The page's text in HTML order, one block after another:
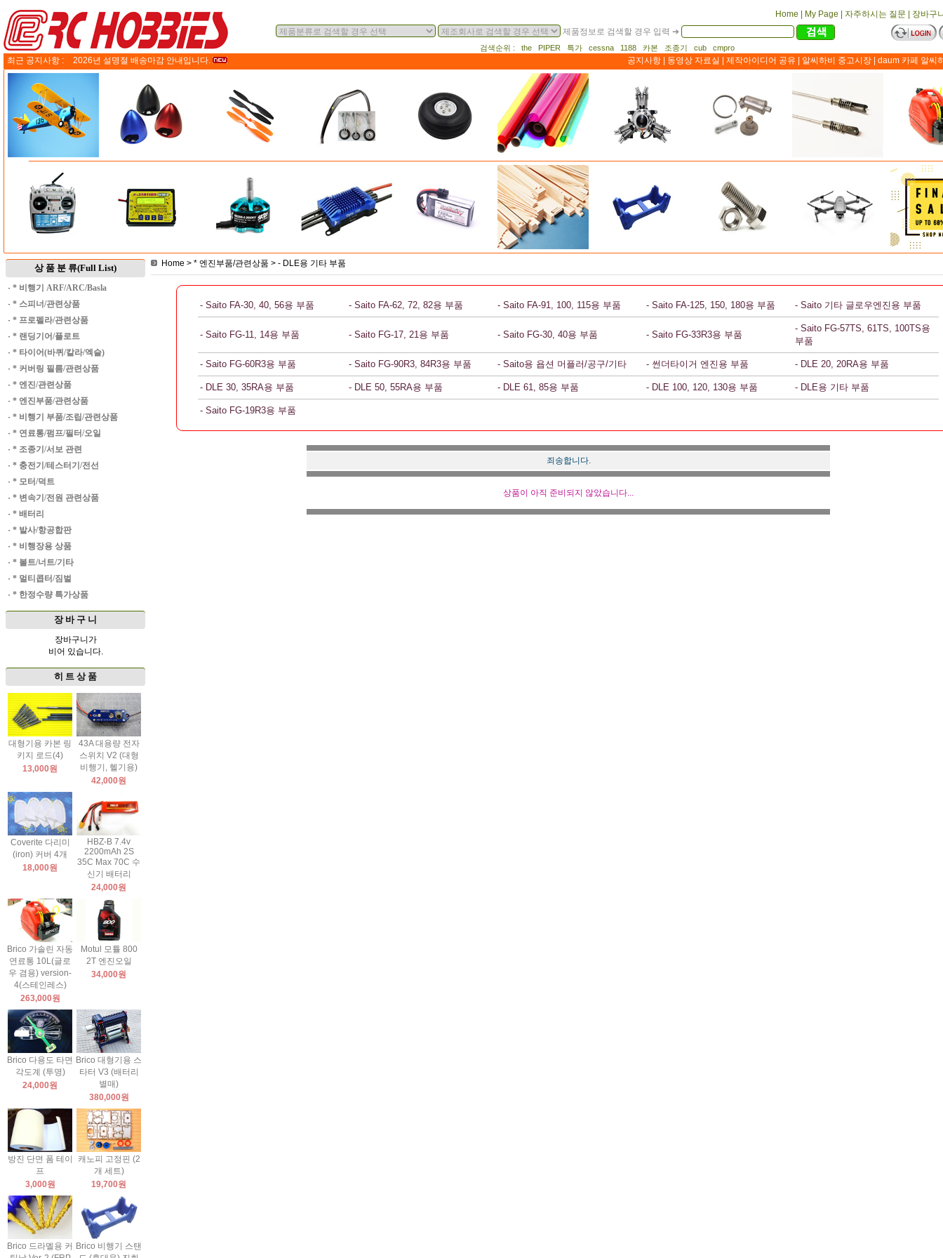
Home My Page 자주하시는 질문
장바구
제품정보로 검색할 경우 입력 ➔
검색순위 : the PIPER 특가 cessna 1188 카본 조종기 cub cmpro
최근 공지사항 : 2026년 설명절 배송마감 안내입니다. 공지사항 동영상 자료실 제작아이디어 공유 알씨하비 중고시장 daum 카페 알씨
상 품 분 류(Full List)
· * 비행기 ARF/ARC/Basla
· * 스피너/관련상품
· * 프로펠라/관련상품
· * 랜딩기어/플로트
· * 타이어(바퀴/칼라/엑슬)
· * 커버링 필름/관련상품
· * 엔진/관련상품
· * 엔진부품/관련상품
· * 비행기 부품/조립/관련상품
· * 연료통/펌프/필터/오일
· * 조종기/서보 관련
· * 충전기/테스터기/전선
· * 모터/덕트
· * 변속기/전원 관련상품
· * 배터리
· * 발사/항공합판
· * 비행장용 상품
· * 볼트/너트/기타
· * 멀티콥터/짐벌
· * 한정수량 특가상품
장 바 구 니
장바구니가
비어 있습니다.
히 트 상 품
대형기용 카본 링
키지 로드(4)
13,000원
43A 대용량 전자
스위치 V2 (대형
비행기, 헬기용)
42,000원
Coverite 다리미
(iron) 커버 4개
18,000원
HBZ-B 7.4v
2200mAh 2S
35C Max 70C 수
신기 배터리
24,000원
Brico 가솔린 자동
연료통 10L(글로
우 겸용) version-
4(스테인레스)
263,000원
Motul 모튤 800
2T 엔진오일
34,000원
Brico 다용도 타면
각도계 (투명)
24,000원
Brico 대형기용 스
타터 V3 (배터리
별매)
380,000원
방진 단면 폼 테이
프
3,000원
캐노피 고정핀 (2
개 세트)
19,700원
Brico 드라멜용 커
Brico 비행기 스탠
Home > * 엔진부품/관련상품 > - DLE용 기타 부품
- Saito FA-30, 40, 56용 부품 - Saito FA-62, 72, 82용 부품 - Saito FA-91, 100, 115용 부품 - Saito FA-125, 150, 180용 부품 - Saito 기타 글로우엔진용 부품
- Saito FG-11, 14용 부품 - Saito FG-17, 21용 부품 - Saito FG-30, 40용 부품 - Saito FG-33R3용 부품
- Saito FG-57TS, 61TS, 100TS용
부품
- Saito FG-60R3용 부품 - Saito FG-90R3, 84R3용 부품 - Saito용 욥션 머플러/공구/기타 - 썬더타이거 엔진용 부품 - DLE 20, 20RA용 부품
- DLE 30, 35RA용 부품 - DLE 50, 55RA용 부품 - DLE 61, 85용 부품 - DLE 100, 120, 130용 부품 - DLE용 기타 부품
- Saito FG-19R3용 부품
죄송합니다.
상품이 아직 준비되지 않았습니다...